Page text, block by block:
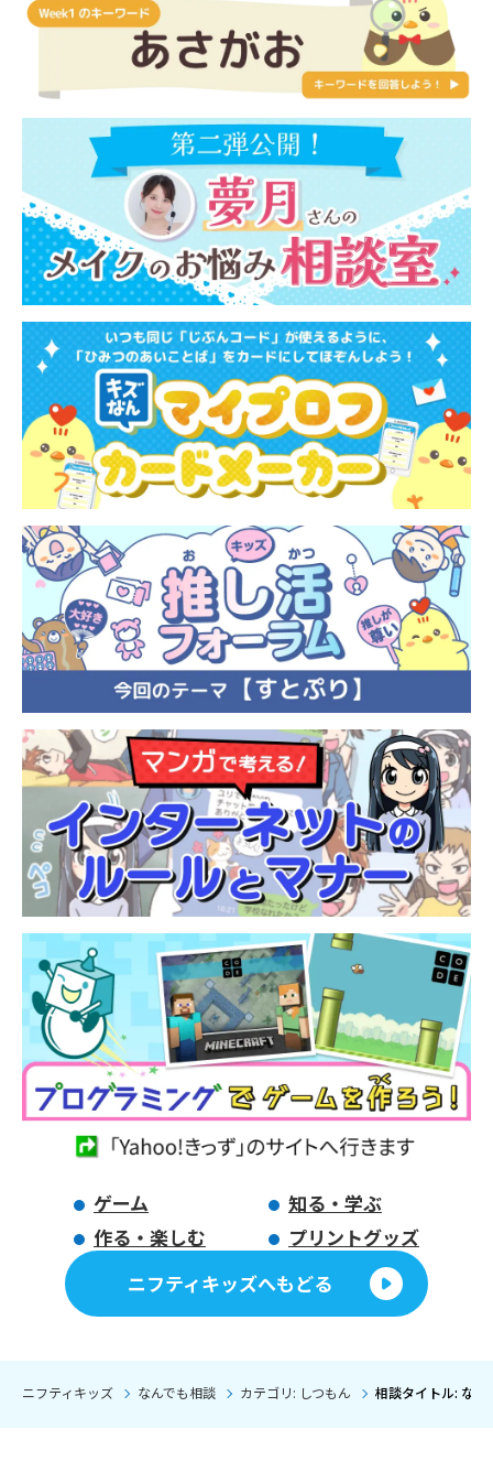
ゲーム
知る・学ぶ
作る・楽しむ
プリントグッズ
ニフティキッズへもどる
ニフティキッズ なんでも相談 カテゴリ: しつもん 相談タイトル: なる